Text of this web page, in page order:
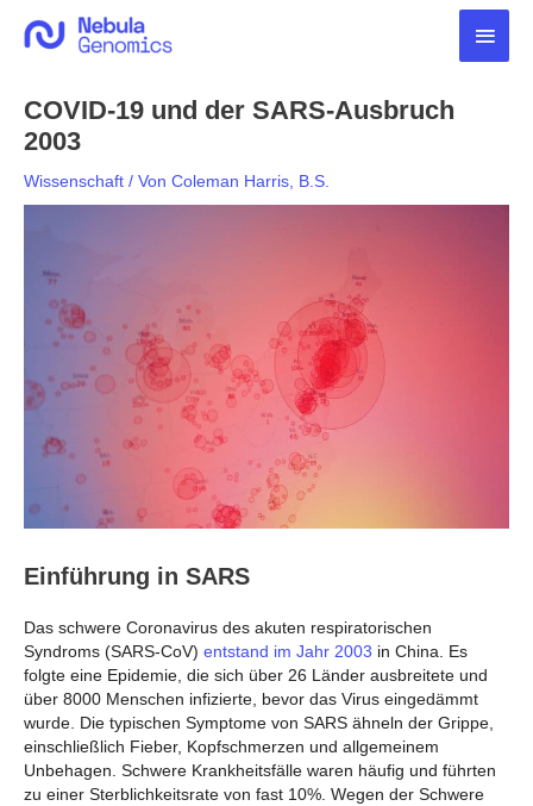
Inhalt
COVID-19 und der SARS-Ausbruch
2003
Wissenschaft / Von Coleman Harris, B.S.
Einführung in SARS
Das schwere Coronavirus des akuten respiratorischen
Syndroms (SARS-CoV) entstand im Jahr 2003 in China. Es
folgte eine Epidemie, die sich über 26 Länder ausbreitete und
über 8000 Menschen infizierte, bevor das Virus eingedämmt
wurde. Die typischen Symptome von SARS ähneln der Grippe,
einschließlich Fieber, Kopfschmerzen und allgemeinem
Unbehagen. Schwere Krankheitsfälle waren häufig und führten
zu einer Sterblichkeitsrate von fast 10%. Wegen der Schwere